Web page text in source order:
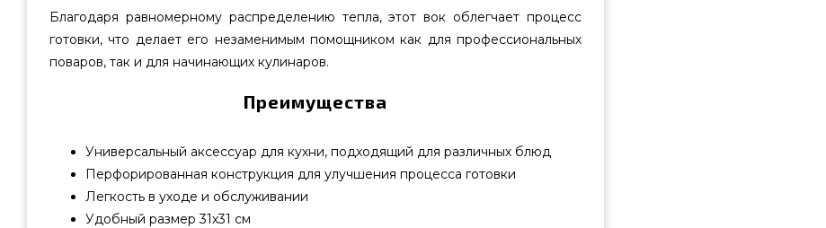
Благодаря равномерному распределению тепла, этот вок облегчает процесс
готовки, что делает его незаменимым помощником как для профессиональных
поваров, так и для начинающих кулинаров.
Преимущества
Универсальный аксессуар для кухни, подходящий для различных блюд
Перфорированная конструкция для улучшения процесса готовки
Легкость в уходе и обслуживании
Удобный размер 31х31 см